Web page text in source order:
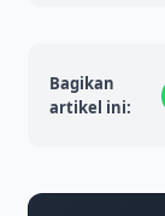
Bagikan
artikel ini: